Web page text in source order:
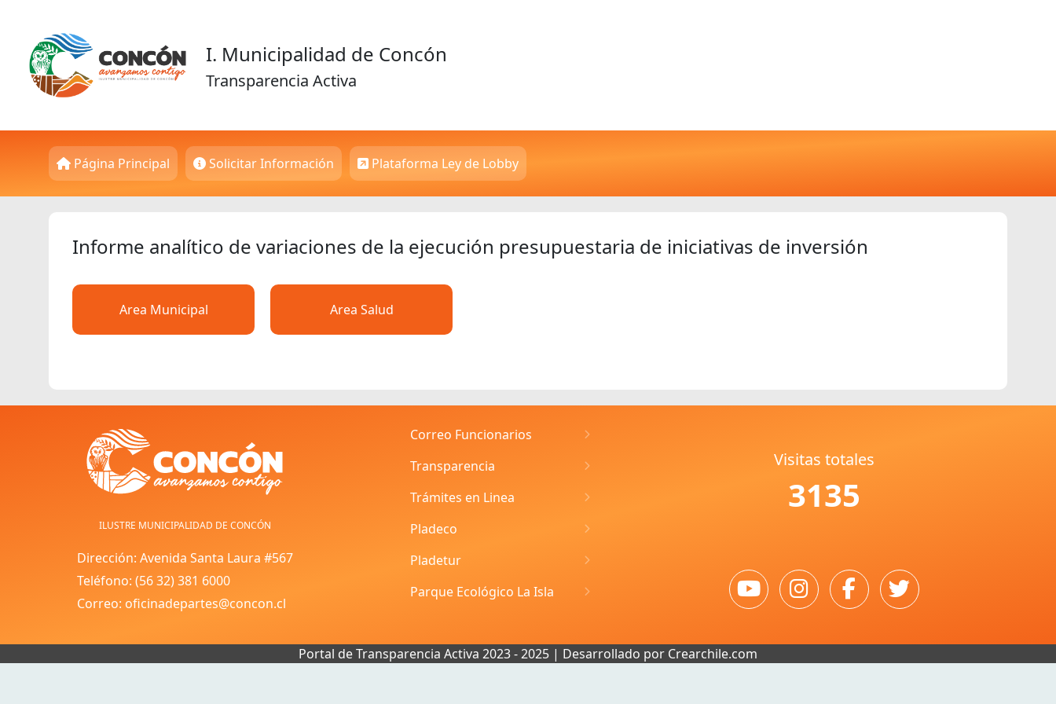
I. Municipalidad de Concón
Transparencia Activa
Página Principal Solicitar Información Plataforma Ley de Lobby
Informe analítico de variaciones de la ejecución presupuestaria de iniciativas de inversión
Area Municipal Area Salud
ILUSTRE MUNICIPALIDAD DE CONCÓN
Dirección: Avenida Santa Laura #567
Teléfono: (56 32) 381 6000
Correo: oficinadepartes@concon.cl
Correo Funcionarios
Transparencia
Trámites en Linea
Pladeco
Pladetur
Parque Ecológico La Isla
Visitas totales
3135
Portal de Transparencia Activa 2023 - 2025 | Desarrollado por Crearchile.com